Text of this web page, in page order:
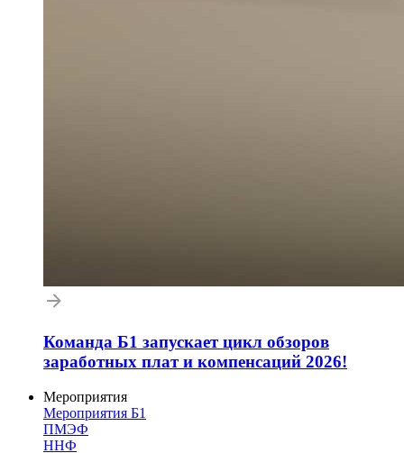
Команда Б1 запускает цикл обзоров
заработных плат и компенсаций 2026!
Мероприятия
Мероприятия Б1
ПМЭФ
ННФ